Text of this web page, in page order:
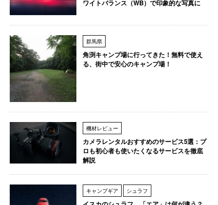
ワイトバランス（WB）で印象的な写真に
群馬県
角渕キャンプ場に行ってきた！無料で使え
る、街中で安心のキャンプ場！
機材レビュー
カメラレンタルおすすめのサービス5選：プ
ロも初心者も使いたくなるサービスを徹底
解説
キャンプギア シュラフ